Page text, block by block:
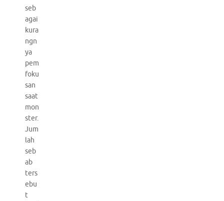
seb
agai
kura
ngn
ya
pem
foku
san
saat
mon
ster.
Jum
lah
seb
ab
ters
ebu
t